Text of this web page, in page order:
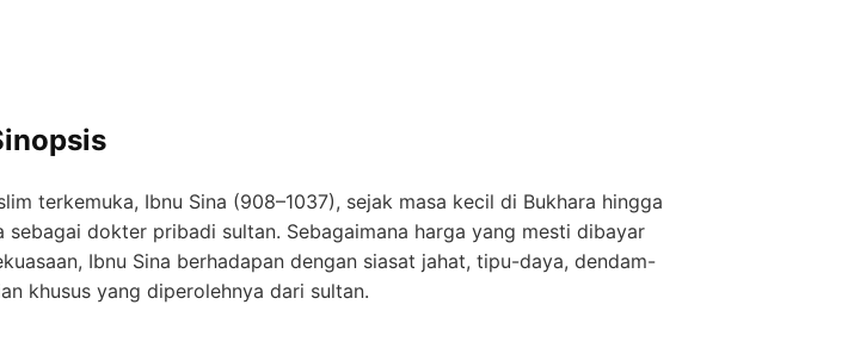
terkemuka, Ibnu Sina (908–1037), sejak masa kecil di Bukhara hingga
dokter pribadi sultan. Sebagaimana harga yang mesti dibayar
Ibnu Sina berhadapan dengan siasat jahat, tipu-daya, dendam-
khusus yang diperolehnya dari sultan.